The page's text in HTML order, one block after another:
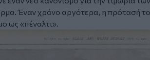
Έναν χρόνο αργότερα, η πρότασή
ως «πέναλτι».